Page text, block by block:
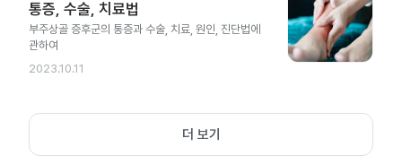
통증, 수술, 치료법
부주상골 증후군의 통증과 수술, 치료, 원인, 진단법에
관하여
2023.10.11
더 보기